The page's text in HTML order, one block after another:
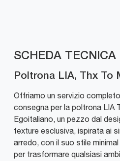
SCHEDA TECNICA
Poltrona LIA, Thx To
Offriamo un servizio
consegna per la poltrona LIA
Egoitaliano, un pezzo dal
texture esclusiva, ispirata ai
arredo, con il suo stile
per trasformare qualsiasi